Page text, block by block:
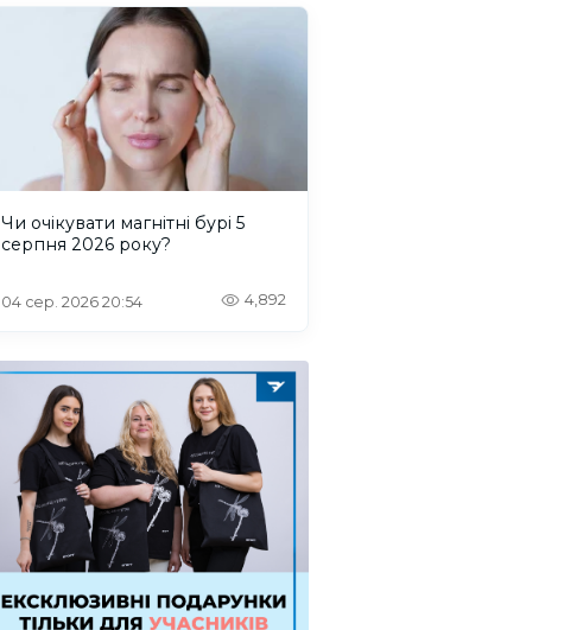
Чи очікувати магнітні бурі 5
серпня 2026 року?
04 сер. 2026 20:54 4,892